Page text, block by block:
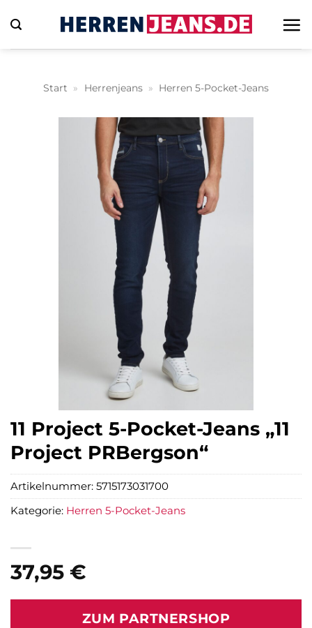
Inhalt
springen
Start » Herrenjeans » Herren 5-Pocket-Jeans
11 Project 5-Pocket-Jeans „11
Project PRBergson“
37,95 €
ZUM PARTNERSHOP
Artikelnummer: 5715173031700
Kategorie: Herren 5-Pocket-Jeans